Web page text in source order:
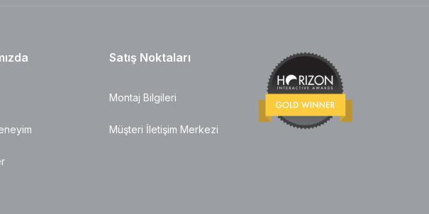
Satış Noktaları
Montaj Bilgileri
Müşteri İletişim Merkezi